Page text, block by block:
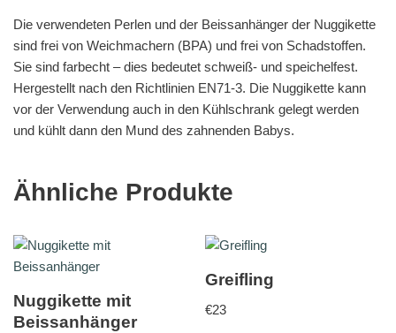
Die verwendeten Perlen und der Beissanhänger der Nuggikette
sind frei von Weichmachern (BPA) und frei von Schadstoffen.
Sie sind farbecht – dies bedeutet schweiß- und speichelfest.
Hergestellt nach den Richtlinien EN71-3. Die Nuggikette kann
vor der Verwendung auch in den Kühlschrank gelegt werden
und kühlt dann den Mund des zahnenden Babys.
Ähnliche Produkte
Nuggikette mit
Beissanhänger
Greifling
€23